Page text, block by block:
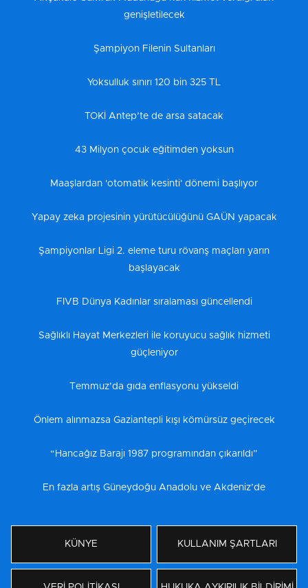
genişletilecek
Şampiyon Filenin Sultanları
Yoksulluk sınırı 120 bin 325 TL
TOKİ Antep’te de arsa satacak
43 Milyon çocuk eğitimden yoksun
Maaşlardan 'otomatik kesinti' dönemi başlıyor
Yapay zeka projesinin yürütücülüğünü GAÜN yapacak
Şampiyonlar Ligi 2. eleme turu rövanş maçları yarın
başlayacak
FIVB Dünya Kadınlar sıralaması güncellendi
Sağlıklı Hayat Merkezleri ile koruyucu sağlık hizmeti
güçleniyor
Temmuz’da gıda enflasyonu yükseldi
Önlem alınmazsa Gaziantepli kışı kömürsüz geçirecek
“Hancağız Barajı 1987 programından çıkarıldı”
En fazla artış Güneydoğu Anadolu ve Akdeniz’de
KÜNYE KULLANIM ŞARTLARI